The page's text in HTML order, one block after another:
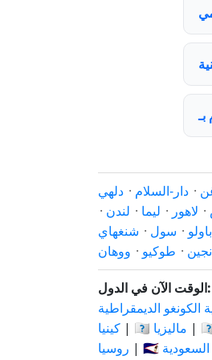
· دار-السلام · دلهي
· لاهور · ليما · لندن ·
· سول · شنغهاي
· طوكيو · ووهان
الوقت الآن في الدول:
الكونغو الديمقراطية
كينيا | 🇲🇾 ماليزيا |
روسيا | 🇸🇦 السعودية